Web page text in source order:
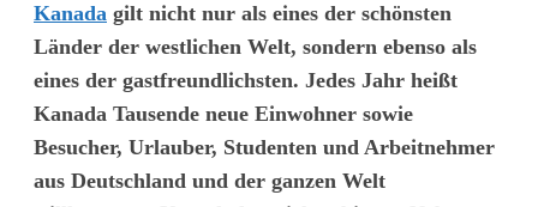
Kanada gilt nicht nur als eines der schönsten
Länder der westlichen Welt, sondern ebenso als
eines der gastfreundlichsten. Jedes Jahr heißt
Kanada Tausende neue Einwohner sowie
Besucher, Urlauber, Studenten und Arbeitnehmer
aus Deutschland und der ganzen Welt